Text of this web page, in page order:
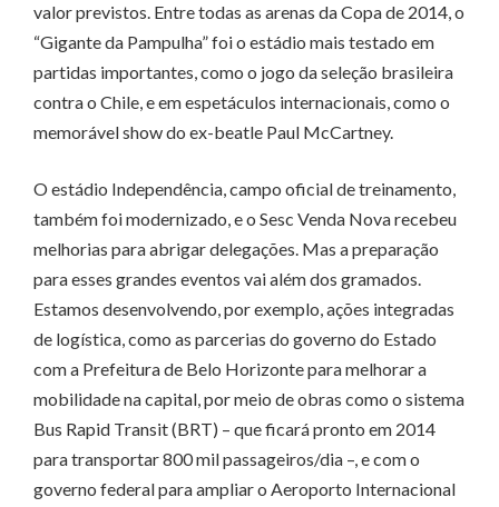
valor previstos. Entre todas as arenas da Copa de 2014, o
“Gigante da Pampulha” foi o estádio mais testado em
partidas importantes, como o jogo da seleção brasileira
contra o Chile, e em espetáculos internacionais, como o
memorável show do ex-beatle Paul McCartney.
O estádio Independência, campo oficial de treinamento,
também foi modernizado, e o Sesc Venda Nova recebeu
melhorias para abrigar delegações. Mas a preparação
para esses grandes eventos vai além dos gramados.
Estamos desenvolvendo, por exemplo, ações integradas
de logística, como as parcerias do governo do Estado
com a Prefeitura de Belo Horizonte para melhorar a
mobilidade na capital, por meio de obras como o sistema
Bus Rapid Transit (BRT) – que ficará pronto em 2014
para transportar 800 mil passageiros/dia –, e com o
governo federal para ampliar o Aeroporto Internacional